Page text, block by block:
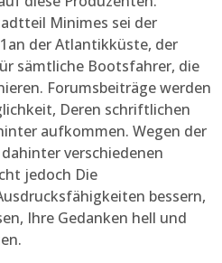
Minimes sei der
der Atlantikküste, der
sämtliche Bootsfahrer, die
Forumsbeiträge werden
Deren schriftlichen
aufkommen. Wegen der
verschiedenen
jedoch Die
bessern,
Ihre Gedanken hell und